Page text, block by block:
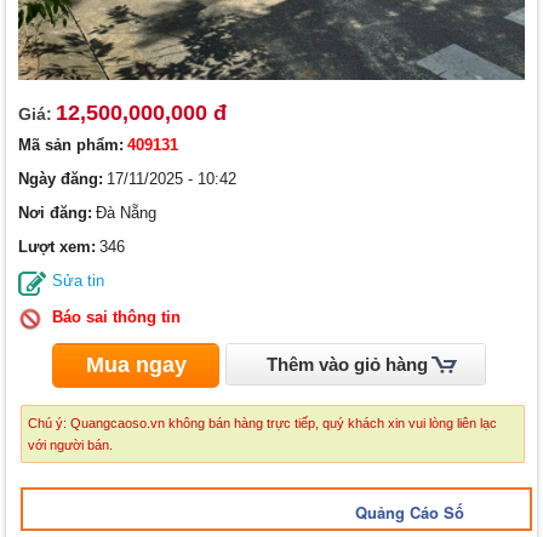
Giá: 12,500,000,000 đ
Mã sản phẩm: 409131
Ngày đăng: 17/11/2025 - 10:42
Nơi đăng: Đà Nẵng
Lượt xem: 346
Sửa tin
Báo sai thông tin
Mua ngay Thêm vào giỏ hàng
Chú ý: Quangcaoso.vn không bán hàng trực tiếp, quý khách xin vui lòng liên lạc
với người bán.
Quảng Cáo Số